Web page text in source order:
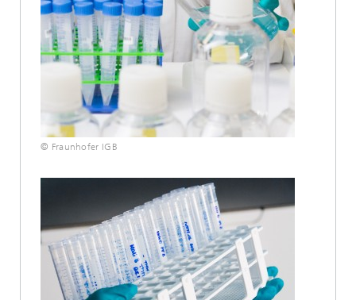
© Fraunhofer IGB